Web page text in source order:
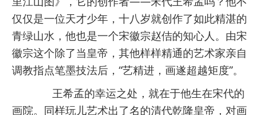
仅仅是一位天才少年，十八岁就创作了如此精湛的
青绿山水，他也是一个宋徽宗赵佶的知心人。由宋
徽宗这个除了当皇帝，其他样样精通的艺术家亲自
调教指点笔墨技法后，“艺精进，画遂超越矩度”。
王希孟的幸运之处，就在于他生在宋代的
画院。同样玩儿艺术出了名的清代乾隆皇帝，对画